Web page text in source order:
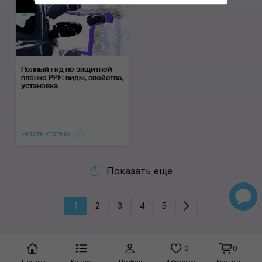
Полный гид по защитной
плёнке PPF: виды, свойства,
установка
Читать статью
Показать еще
1 2 3 4 5
0 0